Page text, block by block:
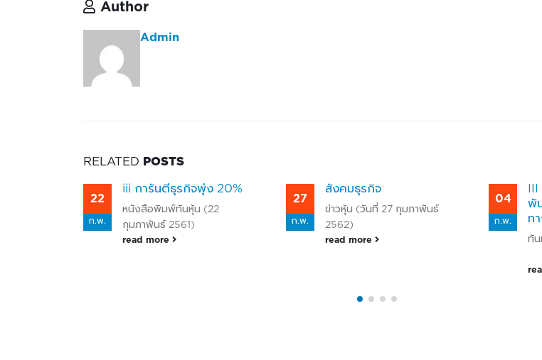
Author
Admin
RELATED POSTS
ก.พ.
สังคมธุรกิจ
ข่าวหุ้น (วันที่ 27 กุมภาพันธ์
2562)
read more
04
ก.พ.
III จ่อบุ๊กขนส่งราง ชู
พันธมิตรต่างชาติ รุกเส้น
ทางลาว-จีน
ทันหุ้น (วันที่ 4 กุมภาพันธ์ 2565)
ธ.ค.